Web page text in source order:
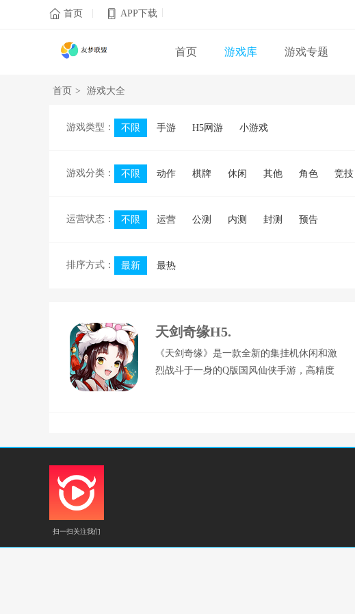
 首页 APP下载
首页 游戏库 游戏专题
首页 > 游戏大全
游戏类型： 不限 手游 H5网游 小游戏
游戏分类： 不限 动作 棋牌 休闲 其他 角色 竞技
运营状态： 不限 运营 公测 内测 封测 预告
排序方式： 最新 最热
天剑奇缘H5.
《天剑奇缘》是一款全新的集挂机休闲和激
烈战斗于一身的Q版国风仙侠手游，高精度
扫一扫关注我们